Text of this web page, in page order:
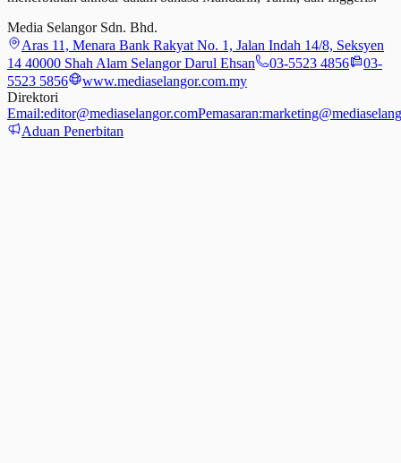
Media Selangor Sdn. Bhd.
Aras 11, Menara Bank Rakyat No. 1, Jalan Indah 14/8, Seksyen
14 40000 Shah Alam Selangor Darul Ehsan
03-5523 4856
03-
5523 5856
www.mediaselangor.com.my
Direktori
Email:editor@mediaselangor.comPemasaran:
Aduan Penerbitan